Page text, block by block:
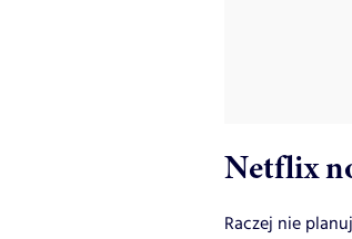
Netflix
Raczej nie